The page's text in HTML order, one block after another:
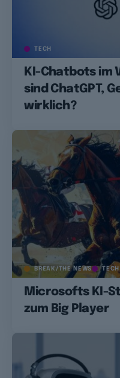
TECH
KI-Chatbots im
sind ChatGPT,
wirklich?
BREAK/THE NEWS TECH
Microsofts KI-
zum Big Player